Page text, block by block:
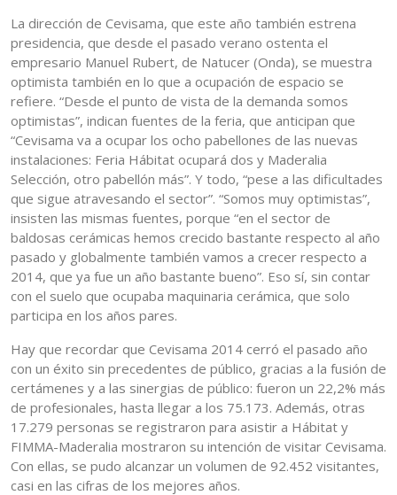
La dirección de Cevisama, que este año también estrena
presidencia, que desde el pasado verano ostenta el
empresario Manuel Rubert, de Natucer (Onda), se muestra
optimista también en lo que a ocupación de espacio se
refiere. “Desde el punto de vista de la demanda somos
optimistas”, indican fuentes de la feria, que anticipan que
“Cevisama va a ocupar los ocho pabellones de las nuevas
instalaciones: Feria Hábitat ocupará dos y Maderalia
Selección, otro pabellón más”. Y todo, “pese a las dificultades
que sigue atravesando el sector”. “Somos muy optimistas”,
insisten las mismas fuentes, porque “en el sector de
baldosas cerámicas hemos crecido bastante respecto al año
pasado y globalmente también vamos a crecer respecto a
2014, que ya fue un año bastante bueno”. Eso sí, sin contar
con el suelo que ocupaba maquinaria cerámica, que solo
participa en los años pares.
Hay que recordar que Cevisama 2014 cerró el pasado año
con un éxito sin precedentes de público, gracias a la fusión de
certámenes y a las sinergias de público: fueron un 22,2% más
de profesionales, hasta llegar a los 75.173. Además, otras
17.279 personas se registraron para asistir a Hábitat y
FIMMA-Maderalia mostraron su intención de visitar Cevisama.
Con ellas, se pudo alcanzar un volumen de 92.452 visitantes,
casi en las cifras de los mejores años.